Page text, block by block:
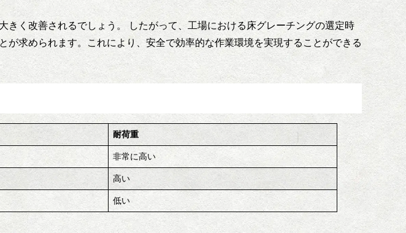
く改善されるでしょう。 したがって、工場における床グレーチングの選定時
求められます。これにより、安全で効率的な作業環境を実現することができる
耐荷重
非常に高い
高い
低い